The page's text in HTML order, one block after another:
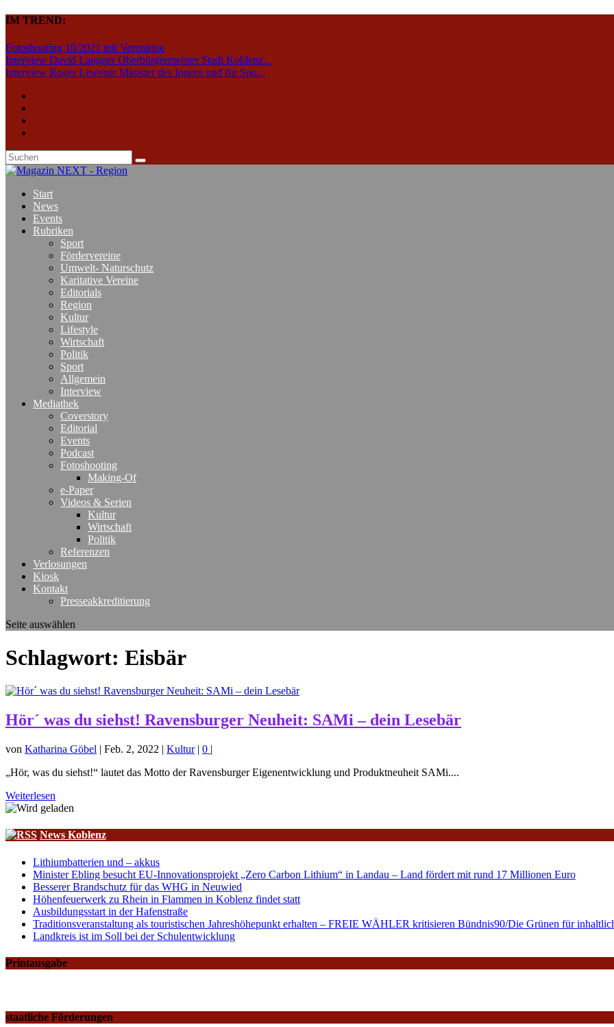
IM TREND:
Fotoshooting 10/2021 mit Veronique
Interview David Langner Oberbürgermeister Stadt Koblenz...
Interview Roger Lewentz Minister des Innern und für Spo...
Start
News
Events
Rubriken
Sport
Fördervereine
Umwelt- Naturschutz
Karitative Vereine
Editorials
Region
Kultur
Lifestyle
Wirtschaft
Politik
Sport
Allgemein
Interview
Mediathek
Coverstory
Editorial
Events
Podcast
Fotoshooting
Making-Of
e-Paper
Videos & Serien
Kultur
Wirtschaft
Politik
Referenzen
Verlosungen
Kiosk
Kontakt
Presseakkreditierung
Seite auswählen
Schlagwort: Eisbär
Hör´ was du siehst! Ravensburger Neuheit: SAMi – dein Lesebär
von Katharina Göbel | Feb. 2, 2022 | Kultur| 0 |
„Hör, was du siehst!“ lautet das Motto der Ravensburger Eigenentwicklung und Produktneuheit SAMi....
Weiterlesen
News Koblenz
Lithiumbatterien und – akkus
Minister Ebling besucht EU-Innovationsprojekt „Zero Carbon Lithium“ in Landau – Land fördert mit rund 17 Millionen Euro
Besserer Brandschutz für das WHG in Neuwied
Höhenfeuerwerk zu Rhein in Flammen in Koblenz findet statt
Ausbildungsstart in der Hafenstraße
Traditionsveranstaltung als touristischen Jahreshöhepunkt erhalten – FREIE WÄHLER kritisieren Bündnis90/Die Grünen für
Landkreis ist im Soll bei der Schulentwicklung
Printausgabe
staatliche Förderungen